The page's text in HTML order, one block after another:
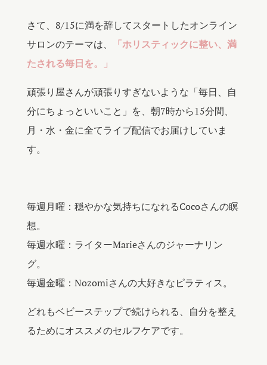
さて、8/15に満を辞してスタートしたオンライン
サロンのテーマは、
「ホリスティックに整い、満
たされる毎日を。」
頑張り屋さんが頑張りすぎないような「毎日、自
分にちょっといいこと」を、朝7時から15分間、
月・水・金に全てライブ配信でお届けしていま
す。
毎週月曜：穏やかな気持ちになれるCocoさんの瞑
想。
毎週水曜：ライターMarieさんのジャーナリン
グ。
毎週金曜：Nozomiさんの大好きなピラティス。
どれもベビーステップで続けられる、自分を整え
るためにオススメのセルフケアです。